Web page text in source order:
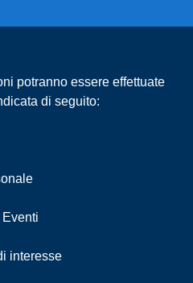
potranno essere effettuate
di seguito:
interesse